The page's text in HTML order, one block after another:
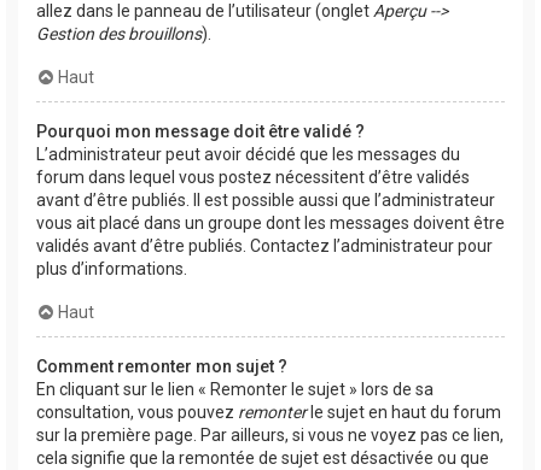
allez dans le panneau de l’utilisateur (ongletAperçu -->
Gestion des brouillons).
Haut
Pourquoi mon message doit être validé ?
L’administrateur peut avoir décidé que les messages du
forum dans lequel vous postez nécessitent d’être validés
avant d’être publiés. Il est possible aussi que l’administrateur
vous ait placé dans un groupe dont les messages doivent être
validés avant d’être publiés. Contactez l’administrateur pour
plus d’informations.
Haut
Comment remonter mon sujet ?
En cliquant sur le lien « Remonter le sujet » lors de sa
consultation, vous pouvez remonterle sujet en haut du forum
sur la première page. Par ailleurs, si vous ne voyez pas ce lien,
cela signifie que la remontée de sujet est désactivée ou que